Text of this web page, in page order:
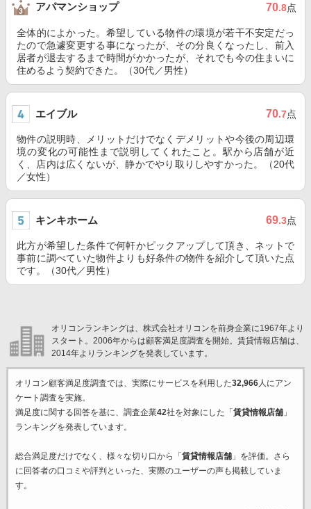
アパマンショップ 70.8点
全体的によかった。希望している物件の環境が若干不安定だっ
たので急遽変更する事になったが、その分良くなったし、前入
居者が退去するまで時間がかかったが、それでも今の住まいに
住めるよう契約できた。（30代／男性）
エイブル 70.7点
物件の説明時、メリットだけでなくデメリットや今後の周辺環
境の変化の可能性まで説明してくれたこと。駅から店舗が近
く、店内は広くないが、静かでやり取りしやすかった。（20代
／女性）
キンキホーム 69.3点
此方が希望した条件で何軒かピックアップして頂き、ネットで
事前に調べていた物件よりも好条件の物件を紹介して頂いた点
です。（30代／男性）
オリコンランキングは、株式会社オリコンを前身企業に1967年より
スタート。2006年からは顧客満足度調査を開始。賃貸情報店舗は、
2014年よりランキングを発表しています。
オリコン顧客満足度調査では、実際にサービスを利用した32,966人にアン
ケート調査を実施。
満足度に関する回答を基に、調査企業42社を対象にした「 賃貸情報店舗」
ランキングを発表しています。
総合満足度だけでなく、様々な切り口から「 賃貸情報店舗」を評価。さら
に回答者の口コミや評判といった、実際のユーザーの声も掲載していま
す。